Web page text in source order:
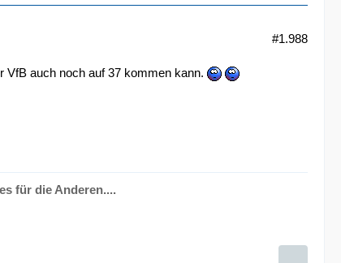
#1.988
VfB auch noch auf 37 kommen kann.
für die Anderen....